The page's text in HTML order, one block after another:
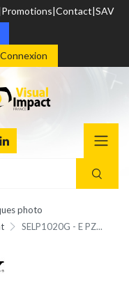
Promotions Contact SAV
photo
SELP1020G - E PZ...